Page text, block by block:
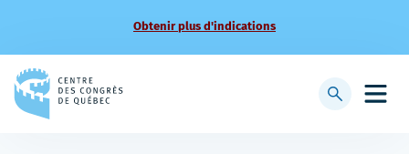
Obtenir plus d'indications
à
Afficher